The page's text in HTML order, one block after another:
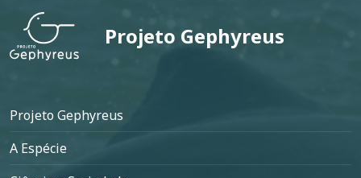
Projeto Gephyreus
Rodapé
Projeto Gephyreus
A Espécie